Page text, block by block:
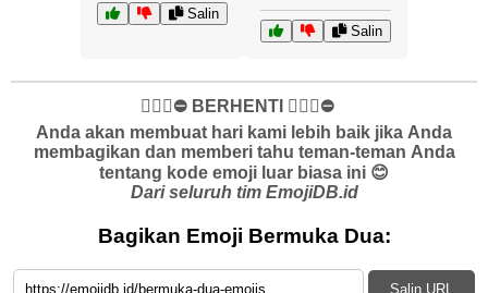
Salin
Salin
✋🏻🛑⛔️ BERHENTI ✋🏻🛑⛔️
Anda akan membuat hari kami lebih baik jika Anda
membagikan dan memberi tahu teman-teman Anda
tentang kode emoji luar biasa ini 😊
Dari seluruh tim EmojiDB.id
Bagikan Emoji Bermuka Dua:
Salin URL